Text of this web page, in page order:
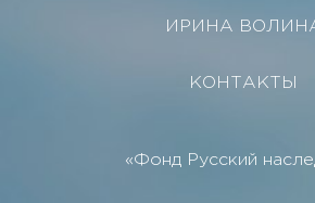
ИРИНА
КОНТАКТЫ
«Фонд Русский